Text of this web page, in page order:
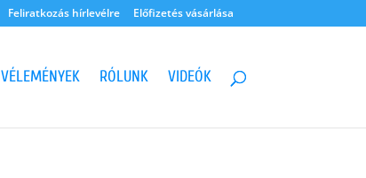
Feliratkozás hírlevélre Előfizetés vásárlása
VÉLEMÉNYEK RÓLUNK VIDEÓK